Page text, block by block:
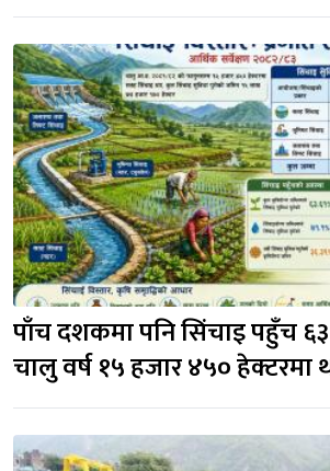
पाँच दशकमा पनि सिंचाइ पहुँच ६३
चालु वर्ष १५ हजार ४५० हेक्टरमा